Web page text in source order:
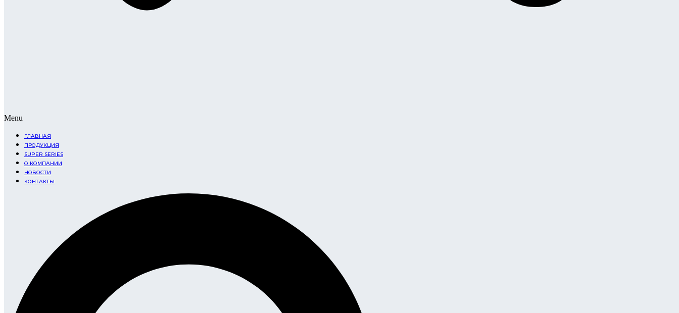
Menu
ГЛАВНАЯ
ПРОДУКЦИЯ
SUPER SERIES
О КОМПАНИИ
НОВОСТИ
КОНТАКТЫ